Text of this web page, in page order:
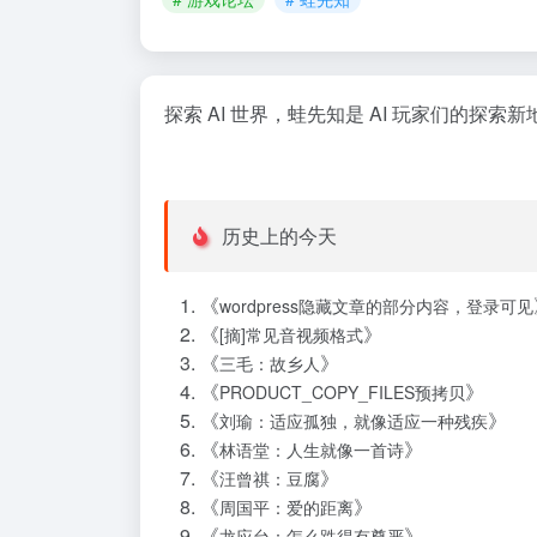
探索 AI 世界，蛙先知是 AI 玩家们的探索新
历史上的今天
《wordpress隐藏文章的部分内容，登录可见
《[摘]常见音视频格式》
《三毛：故乡人》
《PRODUCT_COPY_FILES预拷贝》
《刘瑜：适应孤独，就像适应一种残疾》
《林语堂：人生就像一首诗》
《汪曾祺：豆腐》
《周国平：爱的距离》